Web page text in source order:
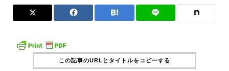
この記事のURLとタイトルをコピーする